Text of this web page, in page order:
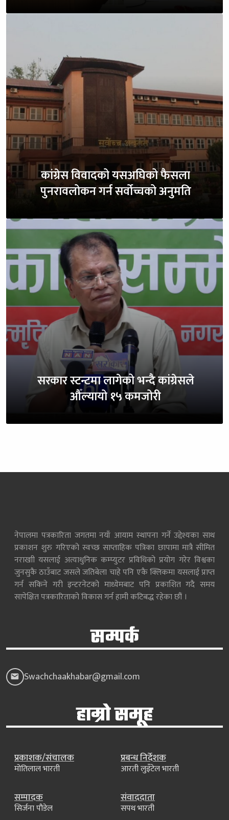
कांग्रेस विवादको यसअघिको फैसला
पुनरावलोकन गर्न सर्वोच्चको अनुमति
सरकार स्टन्टमा लागेको भन्दै कांग्रेसले
औँल्यायो १५ कमजोरी
नेपालमा पत्रकारिता जगतमा नयाँ आयाम स्थापना गर्ने उद्देश्यका साथ
प्रकाशन शुरु गरिएको स्वच्छ साप्ताहिक पत्रिका छापामा मात्रै सीमित
नराखाी यसलाई अत्याधुनिक कम्प्युटर प्रविधिको प्रयोग गरेर विश्वका
जुनसुकै ठाउँबाट जसले जतिबेला चाहे पनि एकै क्लिकमा यसलाई प्राप्त
गर्न सकिने गरी इन्टरनेटको माध्येमबाट पनि प्रकाशित गदै समय
सापेक्षित पत्रकारिताको विकास गर्न हामी कटिबद्ध रहेका छौं ।
सम्पर्क
Swachchaakhabar@gmail.com
हाम्रो समूह
प्रकाशक/संचालक
मोतिलाल भारती
प्रबन्ध निर्देशक
आरती लुइँटेल भारती
सम्पादक
सिर्जना पौडेल
संवाददाता
सपथ भारती